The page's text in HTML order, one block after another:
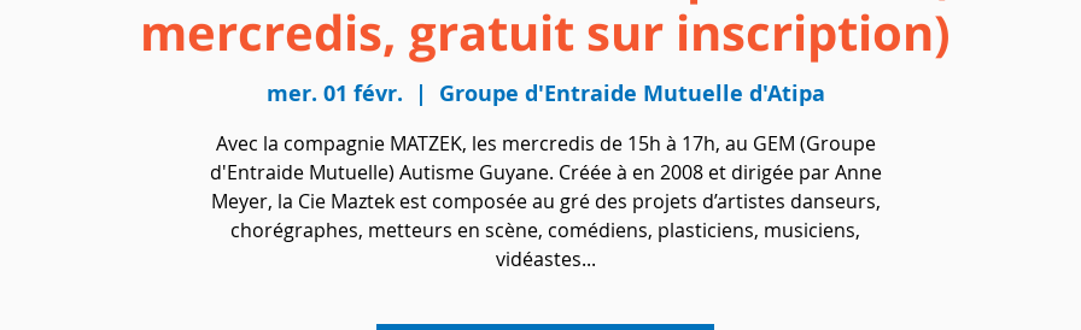
mercredis, gratuit sur inscription)
mer. 01 févr.
  |
Groupe d'Entraide Mutuelle d'Atipa
Avec la compagnie MATZEK, les mercredis de 15h à 17h, au GEM (Groupe
d'Entraide Mutuelle) Autisme Guyane. Créée à en 2008 et dirigée par Anne
Meyer, la Cie Maztek est composée au gré des projets d’artistes danseurs,
chorégraphes, metteurs en scène, comédiens, plasticiens, musiciens,
vidéastes...